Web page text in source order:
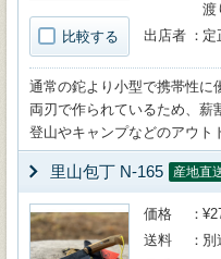
比較する
渡
出店者
定
通常の鉈より小型で携帯性に
両刃で作られているため、薪
登山やキャンプなどのアウト
里山包丁 N-165 産地直
価格
送料
別